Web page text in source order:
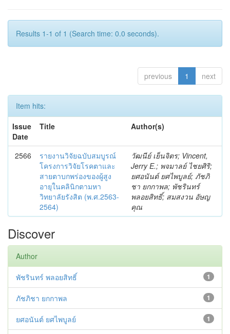
Results 1-1 of 1 (Search time: 0.0 seconds).
previous 1 next
Item hits:
Issue
Date
Title Author(s)
2566
รายงานวิจัยฉบับสมบูรณ์
โครงการวิจัยโรคตาและ
สายตาบกพร่องของผู้สูง
อายุในคลินิกตามหา
วิทยาลัยรังสิต (พ.ศ.2563-
2564)
วัฒนีย์ เย็นจิตร; Vincent,
Jerry E.; พจมาลย์ ไชยศิริ;
ยศอนันต์ ยศไพบูลย์; ภัชภิ
ชา ยกกาพล; พัชรินทร์
พลอยสิทธิ์; สมสงวน อัษญ
คุณ
Discover
Author
1
พัชรินทร์ พลอยสิทธิ์
1
ภัชภิชา ยกกาพล
1
ยศอนันต์ ยศไพบูลย์